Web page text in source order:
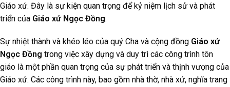
Giáo xứ. Đây là sự kiện quan trọng để kỷ niệm lịch sử và phát
triển của Giáo xứ Ngọc Đồng.
Sự nhiệt thành và khéo léo của quý Cha và cộng đồng Giáo xứ
Ngọc Đồng trong việc xây dựng và duy trì các công trình tôn
giáo là một phần quan trọng của sự phát triển và thịnh vượng của
Giáo xứ. Các công trình này, bao gồm nhà thờ, nhà xứ, nghĩa trang